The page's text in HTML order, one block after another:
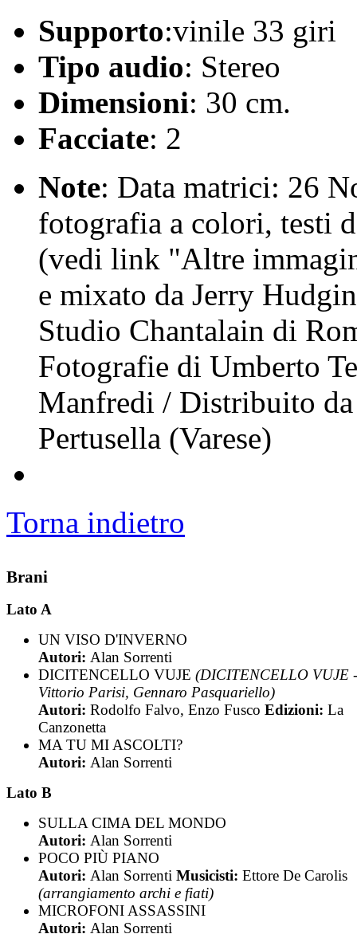
Supporto:vinile 33 giri
Tipo audio: Stereo
Dimensioni: 30 cm.
Facciate: 2
Note: Data matrici: 26
fotografia a colori, testi
(vedi link "Altre
e mixato da Jerry
Studio Chantalain di
Fotografie di Umberto
Manfredi / Distribuito
Pertusella (Varese)
Torna indietro
Brani
Lato A
UN VISO D'INVERNO
Autori: Alan Sorrenti
DICITENCELLO VUJE (DICITENCELLO VUJE -
Vittorio Parisi, Gennaro Pasquariello)
Autori: Rodolfo Falvo, Enzo Fusco Edizioni: La
Canzonetta
MA TU MI ASCOLTI?
Autori: Alan Sorrenti
Lato B
SULLA CIMA DEL MONDO
Autori: Alan Sorrenti
POCO PIÙ PIANO
Autori: Alan Sorrenti Musicisti: Ettore De Carolis
(arrangiamento archi e fiati)
MICROFONI ASSASSINI
Autori: Alan Sorrenti